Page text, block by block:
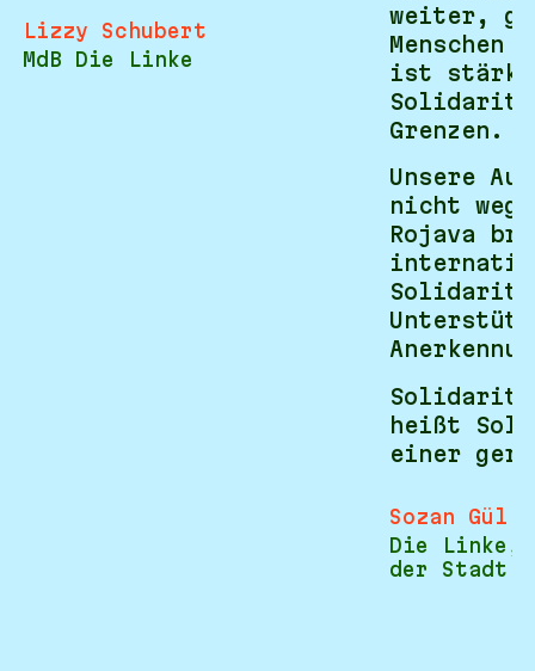
Lizzy Schubert
MdB Die Linke
weiter,
Menschen
ist
Grenzen.
Unsere
nicht
Rojava
heißt
einer
Sozan Gül
Die Linke,
der Stadt